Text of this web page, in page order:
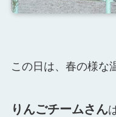
この日は、春の様な
りんごチームさん